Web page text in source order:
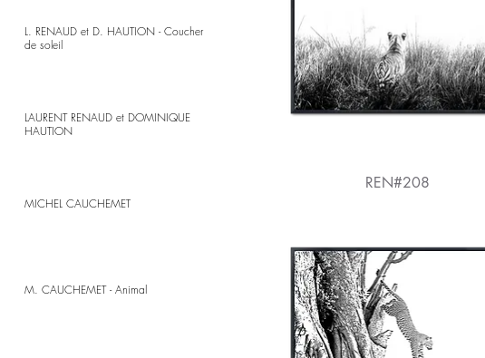
L. RENAUD et D. HAUTION - Coucher
de soleil
LAURENT RENAUD et DOMINIQUE
HAUTION
MICHEL CAUCHEMET
M. CAUCHEMET - Animal
REN#208